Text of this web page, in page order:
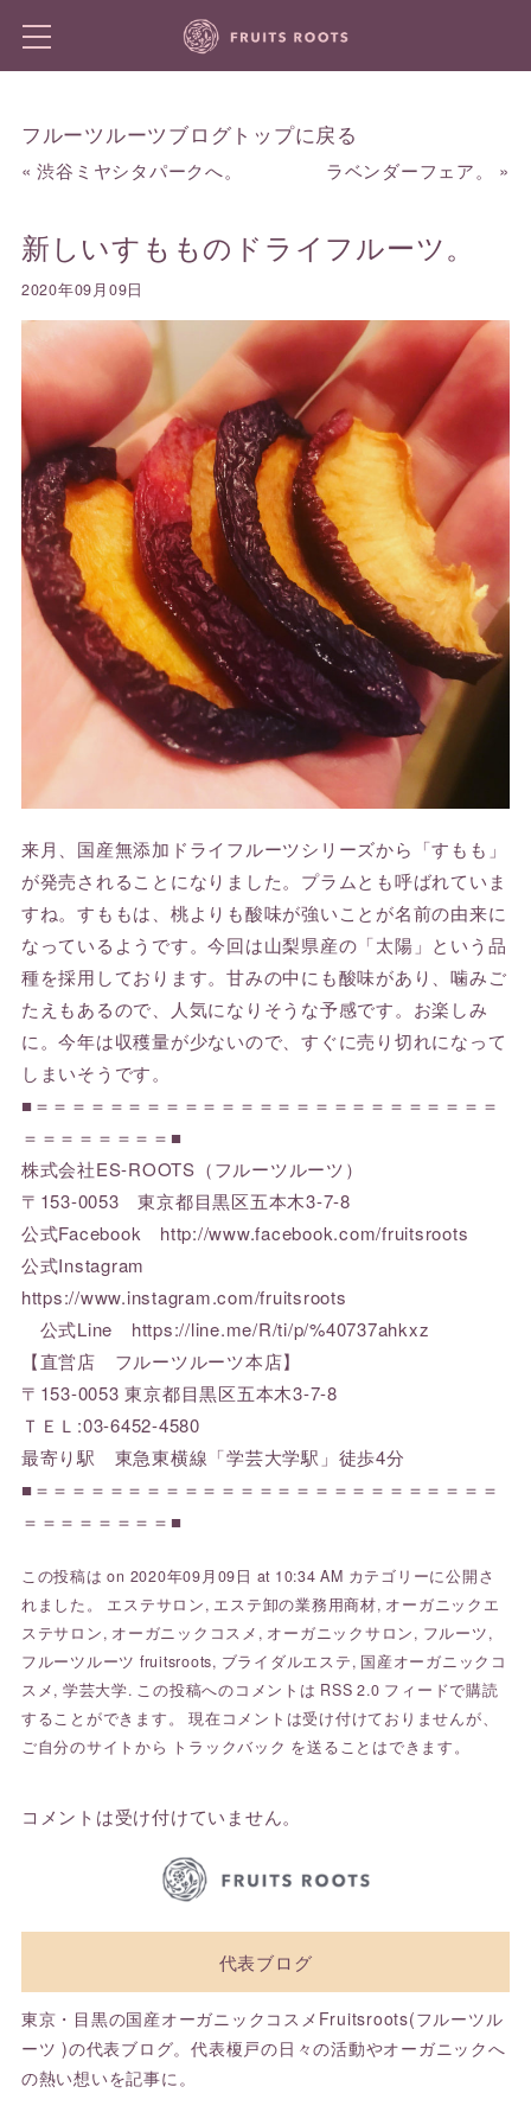
フルーツルーツブログトップに戻る
«渋谷ミヤシタパークへ。 ラベンダーフェア。 »
新しいすもものドライフルーツ。
2020年09月09日
来月、国産無添加ドライフルーツシリーズから「すもも」
が発売されることになりました。プラムとも呼ばれていま
すね。すももは、桃よりも酸味が強いことが名前の由来に
なっているようです。今回は山梨県産の「太陽」という品
種を採用しております。甘みの中にも酸味があり、噛みご
たえもあるので、人気になりそうな予感です。お楽しみ
に。今年は収穫量が少ないので、すぐに売り切れになって
しまいそうです。
■＝＝＝＝＝＝＝＝＝＝＝＝＝＝＝＝＝＝＝＝＝＝＝＝＝
＝＝＝＝＝＝＝＝■
株式会社ES-ROOTS（フルーツルーツ）
〒153-0053 東京都目黒区五本木3-7-8
公式Facebook http://www.facebook.com/fruitsroots
公式Instagram
https://www.instagram.com/fruitsroots
公式Line https://line.me/R/ti/p/%40737ahkxz
【直営店 フルーツルーツ本店】
〒153-0053 東京都目黒区五本木3-7-8
ＴＥＬ:03-6452-4580
最寄り駅 東急東横線「学芸大学駅」徒歩4分
■＝＝＝＝＝＝＝＝＝＝＝＝＝＝＝＝＝＝＝＝＝＝＝＝＝
＝＝＝＝＝＝＝＝■
この投稿は on 2020年09月09日 at 10:34 AM カテゴリーに公開さ
れました。 エステサロン, エステ卸の業務用商材, オーガニックエ
ステサロン, オーガニックコスメ , オーガニックサロン, フルーツ,
フルーツルーツ fruitsroots, ブライダルエステ, 国産オーガニックコ
スメ, 学芸大学. この投稿へのコメントは RSS 2.0 フィードで購読
することができます。 現在コメントは受け付けておりませんが、
ご自分のサイトから トラックバック を送ることはできます。
コメントは受け付けていません。
代表ブログ
東京・目黒の国産オーガニックコスメFruitsroots(フルーツル
ーツ )の代表ブログ。代表榎戸の日々の活動やオーガニックへ
の熱い想いを記事に。